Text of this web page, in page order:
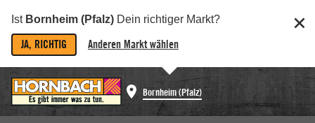
Ist Bornheim (Pfalz) Dein richtiger Markt?
JA, RICHTIG Anderen Markt wählen
Bornheim (Pfalz)